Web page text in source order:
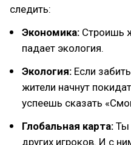
следить:
Экономика: Строишь
падает экология.
Экология: Если
жители начнут
успеешь сказать
Глобальная карта: Ты
других игроков. И с